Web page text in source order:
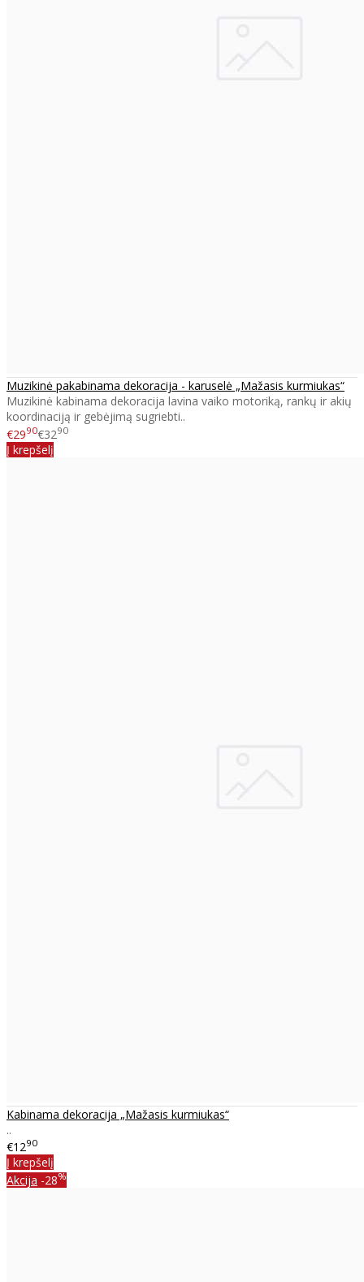
Muzikinė pakabinama dekoracija - karuselė „Mažasis kurmiukas“
Muzikinė kabinama dekoracija lavina vaiko motoriką, rankų ir akių
koordinaciją ir gebėjimą sugriebti..
€2990€3290
Į krepšelį
Kabinama dekoracija „Mažasis kurmiukas“
..
€1290
Į krepšelį
Akcija -28%